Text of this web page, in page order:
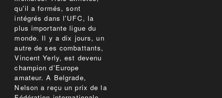
qu'il a formés, sont
intégrés dans l'UFC, la
plus importante ligue du
monde. Il y a dix jours, un
autre de ses combattants,
Vincent Yerly, est devenu
champion d'Europe
amateur. A Belgrade,
Nelson a reçu un prix de la